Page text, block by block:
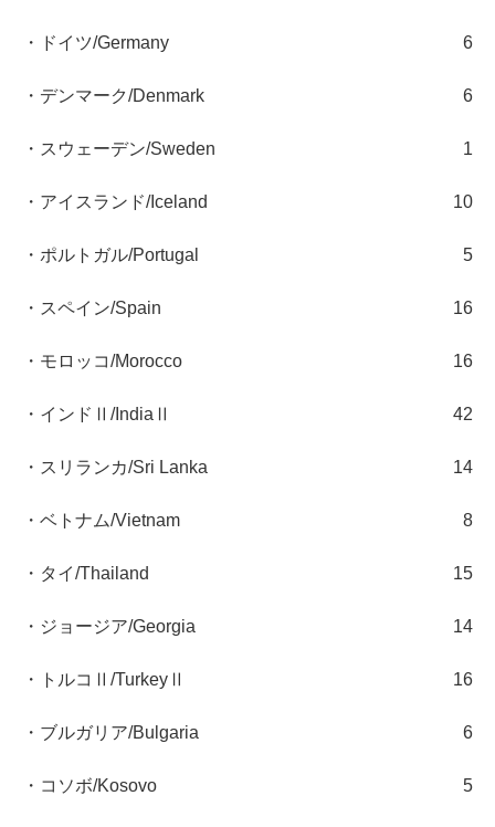
・ドイツ/Germany 6
・デンマーク/Denmark 6
・スウェーデン/Sweden 1
・アイスランド/Iceland 10
・ポルトガル/Portugal 5
・スペイン/Spain 16
・モロッコ/Morocco 16
・インドⅡ/IndiaⅡ 42
・スリランカ/Sri Lanka 14
・ベトナム/Vietnam 8
・タイ/Thailand 15
・ジョージア/Georgia 14
・トルコⅡ/TurkeyⅡ 16
・ブルガリア/Bulgaria 6
・コソボ/Kosovo 5